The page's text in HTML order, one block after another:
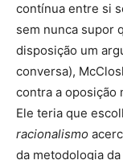
contínua entre si
sem nunca supor
disposição um
conversa),
contra a oposição
Ele teria que
racionalismo
da metodologia